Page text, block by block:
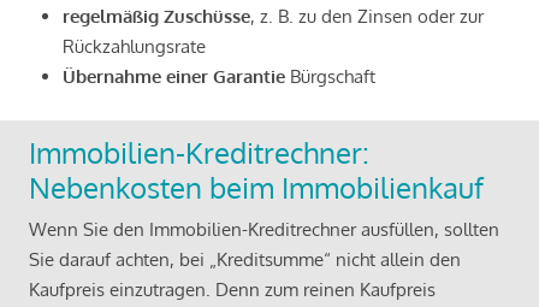
regelmäßig Zuschüsse, z. B. zu den Zinsen oder zur
Rückzahlungsrate
Übernahme einer Garantie Bürgschaft
Immobilien-Kreditrechner:
Nebenkosten beim Immobilienkauf
Wenn Sie den Immobilien-Kreditrechner ausfüllen, sollten
Sie darauf achten, bei „Kreditsumme“ nicht allein den
Kaufpreis einzutragen. Denn zum reinen Kaufpreis